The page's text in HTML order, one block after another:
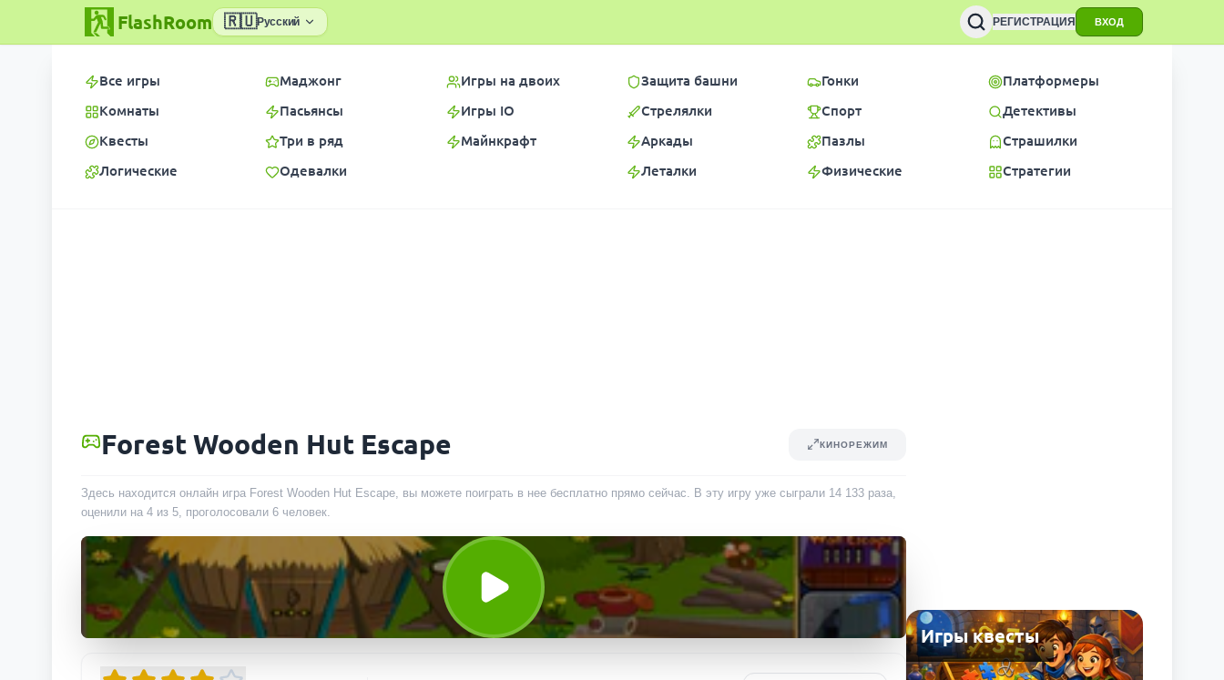
FlashRoom 🇷🇺Русский РЕГИСТРАЦИЯ ВХОД
Все игры
Комнаты
Квесты
Логические
Маджонг
Пасьянсы
Три в ряд
Одевалки
Игры на двоих
Игры IO
Майнкрафт
Защита башни
Стрелялки
Аркады
Леталки
Гонки
Спорт
Пазлы
Физические
Платформеры
Детективы
Страшилки
Стратегии
Forest Wooden Hut Escape КИНОРЕЖИМ
Здесь находится онлайн игра Forest Wooden Hut Escape, вы можете поиграть в нее бесплатно прямо сейчас. В эту игру уже сыграли 14 133 раза,
оценили на 4 из 5, проголосовали 6 человек.
Игры квесты